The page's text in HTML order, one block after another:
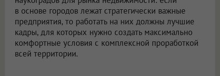
в основе городов лежат стратегически важные
предприятия, то работать на них должны лучшие
кадры, для которых нужно создать максимально
комфортные условия с комплексной проработкой
всей территории.